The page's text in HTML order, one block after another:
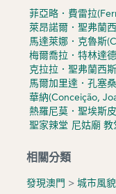
菲亞略．費雷拉
萊昂諾爾．聖弗蘭
馬達萊娜．克魯斯
梅爾喬拉．特林達
克拉拉．聖弗蘭西
馬爾加里達．孔塞
華納(Conceição,
熱羅尼莫．聖埃斯
聖家辣堂 尼姑廟 教
相關分類
發現澳門 > 城市風貌